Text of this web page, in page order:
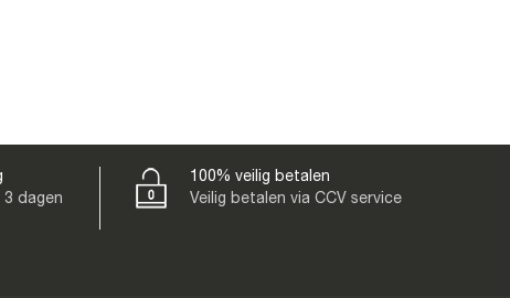
3 dagen
100% veilig betalen
Veilig betalen via CCV service